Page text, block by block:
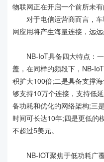
物联网正在开启一个前所未有
对于电信运营商而言，车
网应用将产生海量连接，远
NB-IoT具备四大特点：一
盖，在同样的频段下，NB-
积扩大100倍;二是具备支撑
够支持10万个连接，支持低
备功耗和优化的网络架构;三
时间可长达10年;四是更低的
不超过5美元。
NB-IOT聚焦于低功耗广覆